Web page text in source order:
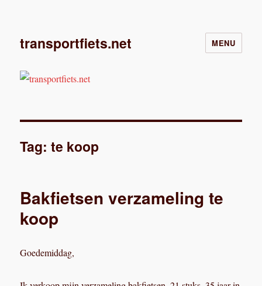
transportfiets.net MENU
Tag:te koop
Bakfietsen verzameling te
koop
Goedemiddag,